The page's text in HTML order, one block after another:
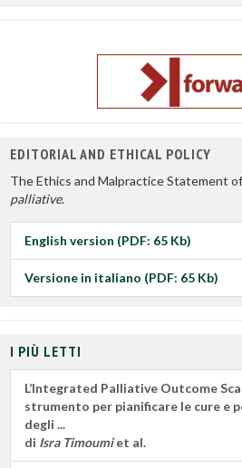
EDITORIAL AND ETHICAL POLICY
The Ethics and Malpractice Statement of
palliative.
English version (PDF: 65 Kb)
Versione in italiano (PDF: 65 Kb)
I PIÙ LETTI
L’Integrated Palliative Outcome
strumento per pianificare le cure e
degli ...
di Isra Timoumiet al.